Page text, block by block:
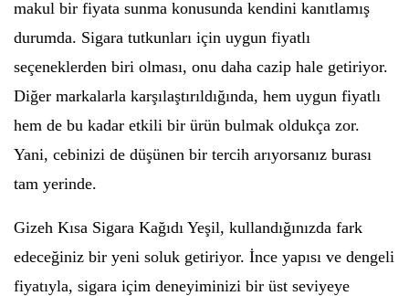
makul bir fiyata sunma konusunda kendini kanıtlamış
durumda. Sigara tutkunları için uygun fiyatlı
seçeneklerden biri olması, onu daha cazip hale getiriyor.
Diğer markalarla karşılaştırıldığında, hem uygun fiyatlı
hem de bu kadar etkili bir ürün bulmak oldukça zor.
Yani, cebinizi de düşünen bir tercih arıyorsanız burası
tam yerinde.
Gizeh Kısa Sigara Kağıdı Yeşil, kullandığınızda fark
edeceğiniz bir yeni soluk getiriyor. İnce yapısı ve dengeli
fiyatıyla, sigara içim deneyiminizi bir üst seviyeye